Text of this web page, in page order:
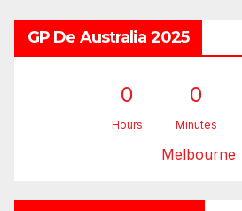
GP De Australia 2025
0
Hours
0
Minutes
Melbourne